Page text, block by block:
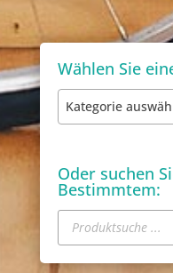
Wählen Sie
Kategorie
Oder suchen
Bestimmtem:
Products
search